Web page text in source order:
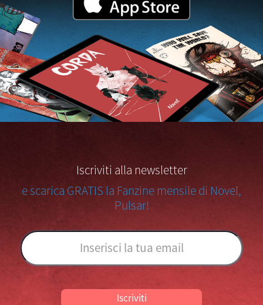
Iscriviti alla newsletter
e scarica GRATIS la Fanzine mensile di Novel,
Pulsar!
Iscriviti